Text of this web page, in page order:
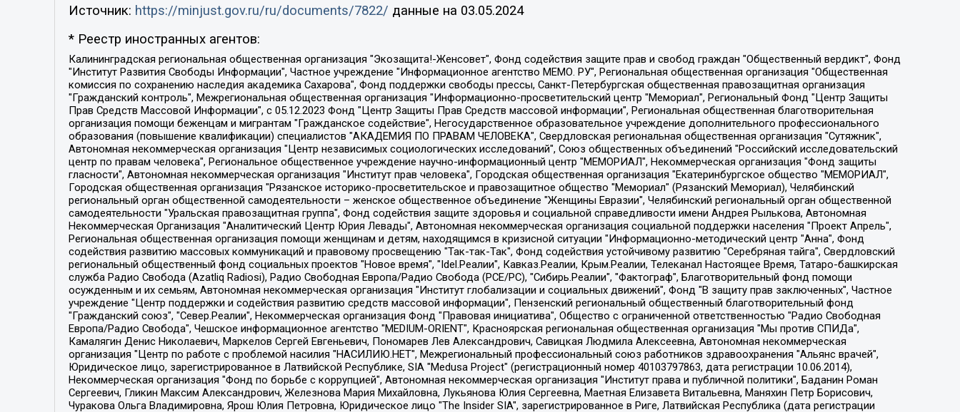
Источник: https://minjust.gov.ru/ru/documents/7822/ данные на 03.05.2024
* Реестр иностранных агентов:
Калининградская региональная общественная организация "Экозащита!-Женсовет", Фонд содействия защите прав и свобод граждан "Общественный вердикт", Фонд "Институт Развития Свободы Информации", Частное учреждение "Информационное агентство МЕМО. РУ", Региональная общественная организация "Общественная комиссия по сохранению наследия академика Сахарова", Фонд поддержки свободы прессы, Санкт-Петербургская общественная правозащитная организация "Гражданский контроль", Межрегиональная общественная организация "Информационно-просветительский центр "Мемориал", Региональный Фонд "Центр Защиты Прав Средств Массовой Информации", с 05.12.2023 Фонд "Центр Защиты Прав Средств массовой информации", Региональная общественная благотворительная организация помощи беженцам и мигрантам "Гражданское содействие", Негосударственное образовательное учреждение дополнительного профессионального образования (повышение квалификации) специалистов "АКАДЕМИЯ ПО ПРАВАМ ЧЕЛОВЕКА", Свердловская региональная общественная организация "Сутяжник", Автономная некоммерческая организация "Центр независимых социологических исследований", Союз общественных объединений "Российский исследовательский центр по правам человека", Региональное общественное учреждение научно-информационный центр "МЕМОРИАЛ", Некоммерческая организация "Фонд защиты гласности", Автономная некоммерческая организация "Институт прав человека", Городская общественная организация "Екатеринбургское общество "МЕМОРИАЛ", Городская общественная организация "Рязанское историко-просветительское и правозащитное общество "Мемориал" (Рязанский Мемориал), Челябинский региональный орган общественной самодеятельности – женское общественное объединение "Женщины Евразии", Челябинский региональный орган общественной самодеятельности "Уральская правозащитная группа", Фонд содействия защите здоровья и социальной справедливости имени Андрея Рылькова, Автономная Некоммерческая Организация "Аналитический Центр Юрия Левады", Автономная некоммерческая организация социальной поддержки населения "Проект Апрель", Региональная общественная организация помощи женщинам и детям, находящимся в кризисной ситуации "Информационно-методический центр "Анна", Фонд содействия развитию массовых коммуникаций и правовому просвещению "Так-так-Так", Фонд содействия устойчивому развитию "Серебряная тайга", Свердловский региональный общественный фонд социальных проектов "Новое время", "Idel.Реалии", Кавказ.Реалии, Крым.Реалии, Телеканал Настоящее Время, Татаро-башкирская служба Радио Свобода (Azatliq Radiosi), Радио Свободная Европа/Радио Свобода (PCE/PC), "Сибирь.Реалии", "Фактограф", Благотворительный фонд помощи осужденным и их семьям, Автономная некоммерческая организация "Институт глобализации и социальных движений", Фонд "В защиту прав заключенных", Частное учреждение "Центр поддержки и содействия развитию средств массовой информации", Пензенский региональный общественный благотворительный фонд "Гражданский союз", "Север.Реалии", Некоммерческая организация Фонд "Правовая инициатива", Общество с ограниченной ответственностью "Радио Свободная Европа/Радио Свобода", Чешское информационное агентство "MEDIUM-ORIENT", Красноярская региональная общественная организация "Мы против СПИДа", Камалягин Денис Николаевич, Маркелов Сергей Евгеньевич, Пономарев Лев Александрович, Савицкая Людмила Алексеевна, Автономная некоммерческая организация "Центр по работе с проблемой насилия "НАСИЛИЮ.НЕТ", Межрегиональный профессиональный союз работников здравоохранения "Альянс врачей", Юридическое лицо, зарегистрированное в Латвийской Республике, SIA "Medusa Project" (регистрационный номер 40103797863, дата регистрации 10.06.2014), Некоммерческая организация "Фонд по борьбе с коррупцией", Автономная некоммерческая организация "Институт права и публичной политики", Баданин Роман Сергеевич, Гликин Максим Александрович, Железнова Мария Михайловна, Лукьянова Юлия Сергеевна, Маетная Елизавета Витальевна, Маняхин Петр Борисович, Чуракова Ольга Владимировна, Ярош Юлия Петровна, Юридическое лицо "The Insider SIA", зарегистрированное в Риге, Латвийская Республика (дата регистрации 26.06.2015), являющееся администратором доменного имени интернет-издания "The Insider SIA", https://theins.ru, Постернак Алексей Евгеньевич, Рубин Михаил Аркадьевич, Анин Роман Александрович, Юридическое лицо Istories fonds, зарегистрированное в Латвийской Республике (регистрационный номер 50008295751, дата регистрации 24.02.2020), Великовский Дмитрий Александрович, Долинина Ирина Николаевна, Мароховская Алеся Алексеевна, Шлейнов Роман Юрьевич, Шмагун Олеся Валентиновна, Общество с ограниченной ответственностью "Альтаир 2021", Общество с ограниченной ответственностью "Вега 2021", Общество с ограниченной ответственностью "Главный редактор 2021", Общество с ограниченной ответственностью "Ромашки монолит", Важенков Артем Валерьевич, Ивановская областная общественная организация "Центр гендерных исследований", Гурман Юрий Альбертович, Медиапроект "ОВД-Инфо", Егоров Владимир Владимирович, Жилинский Владимир Александрович, Общество с ограниченной ответственностью "ЗП", Иванова София Юрьевна, Карезина Инна Павловна, Кильтау Екатерина Викторовна, Петров Алексей Викторович, Пискунов Сергей Евгеньевич, Смирнов Сергей Сергеевич, Тихонов Михаил Сергеевич, Общество с ограниченной ответственностью "ЖУРНАЛИСТ-ИНОСТРАННЫЙ АГЕНТ", Арапова Галина Юрьевна, Вольтская Татьяна Анатольевна, Американская компания "Mason G.E.S. Anonymous Foundation" (США), являющаяся владельцем интернет-издания https://mnews.world/, Компания "Stichting Bellingcat", зарегистрированная в Нидерландах (дата регистрации 11.07.2018), Захаров Андрей Вячеславович, Клепиковская Екатерина Дмитриевна, Общество с ограниченной ответственностью "МЕМО", Перл Роман Александрович, Симонов Евгений Алексеевич, Соловьева Елена Анатольевна, Сотников Даниил Владимирович, Сурначева Елизавета Дмитриевна, Автономная некоммерческая организация по защите прав человека и информированию населения "Якутия – Наше Мнение", Общество с ограниченной ответственностью "Москоу диджитал медиа", с 26.01.2023 Общество с ограниченной ответственностью "Чайка Белые сады", Ветошкина Валерия Валерьевна, Заговора Максим Александрович, Межрегиональное общественное движение "Российская ЛГБТ - сеть", Оленичев Максим Владимирович, Павлов Иван Юрьевич, Скворцова Елена Сергеевна, Общество с ограниченной ответственностью "Как бы инагент", Кочетков Игорь Викторович, Общество с ограниченной ответственностью "Честные выборы", Еланчик Олег Александрович, Общество с ограниченной ответственностью "Нобелевский призыв", Гималова Регина Эмилевна, Григорьев Андрей Валерьевич, Григорьева Алина Александровна, Ассоциация по содействию защите прав призывников, альтернативнослужащих и военнослужащих "Правозащитная группа "Гражданин.Армия.Право", Хисамова Регина Фаритовна, Автономная некоммерческая организация по реализации социально-правовых программ "Лилит", Дальневосточное общественное движение "Маяк", Санкт-Петербургская ЛГБТ-инициативная группа "Выход", Инициативная группа ЛГБТ+ "Реверс", Алексеев Андрей Викторович, Бекбулатова Таисия Львовна, Беляев Иван Михайлович, Владыкина Елена Сергеевна, Гельман Марат Александрович, Никульшина Вероника Юрьевна, Толоконникова Надежда Андреевна, Шендерович Виктор Анатольевич, Общество с ограниченной ответственностью "Данное сообщение", Общество с ограниченной ответственностью Издательский дом "Новая глава", Айнбиндер Александра Александровна, Московский комьюнити-центр для ЛГБТ+инициатив, Благотворительный фонд развития филантропии, Deutsche Welle (Германия, Kurt-Schumacher-Strasse 3, 53113 Bonn), Борзунова Мария Михайловна, Воробьев Виктор Викторович, Голубева Анна Львовна, Константинова Алла Михайловна, Малкова Ирина Владимировна, Мурадов Мурад Абдулгалимович, Осетинская Елизавета Николаевна, Понасенков Евгений Николаевич, Ганапольский Матвей Юрьевич, Киселев Евгений Алексеевич, Борухович Ирина Григорьевна, Дремин Иван Тимофеевич, Дубровский Дмитрий Викторович, Красноярская региональная общественная организация поддержки и развития альтернативных образовательных технологий и межкультурных коммуникаций "ИНТЕРРА", Маяковская Екатерина Алексеевна, Фейгин Марк Захарович, Филимонов Андрей Викторович, Дзугкоева Регина Николаевна, Доброхотов Роман Александрович, Дудь Юрий Александрович, Елкин Сергей Владимирович, Кругликов Кирилл Игоревич, Сабунаева Мария Леонидовна, Семенов Алексей Владимирович, Шаинян Карен Багратович, Шульман Екатерина Михайловна, Асафьев Артур Валерьевич, Вахштайн Виктор Семенович, Венедиктов Алексей Алексеевич, Лушникова Екатерина Евгеньевна, Волков Леонид Михайлович, Невзоров Александр Глебович, Пархоменко Сергей Борисович, Сироткин Ярослав Николаевич, Кара-Мурза Владимир Владимирович, Баранова Наталья Владимировна, Гозман Леонид Яковлевич, Кагарлицкий Борис Юльевич, Климарев Михаил Валерьевич, Милов Владимир Станиславович, Автономная некоммерческая организация Краснодарский центр современного искусства "Типография", Моргенштерн Алишер Тагирович, Соболь Любовь Эдуардовна, Общество с ограниченной ответственностью "ЛИЗА НОРМ", Каспаров Гарри Кимович, Ходорковский Михаил Борисович, Общество с ограниченной ответственностью "Апрельские тезисы", Данилович Ирина Брониславовна, Кашин Олег Владимирович, Петров Николай Владимирович, Пивоваров Алексей Владимирович, Соколов Михаил Владимирович, Цветкова Юлия Владимировна, Чичваркин Евгений Александрович, Комитет против пыток/Команда против пыток, Общество с ограниченной ответственностью "Первый научный", Общество с ограниченной ответственностью "Вертолет и ко", Белоцерковская Вероника Борисовна, Кац Максим Евгеньевич, Лазарева Татьяна Юрьевна, Шаведдинов Руслан Табризович, Яшин Илья Валерьевич, Общество с ограниченной ответственностью "Иноагент ААВ", Алешковский Дмитрий Петрович, Альбац Евгения Марковна, Быков Дмитрий Львович, Галямина Юлия Евгеньевна, Лойко Сергей Леонидович, Мартынов Кирилл Константинович, Медведев Сергей Александрович, Крашенинников Федор Геннадиевич, Гордеева Катерина Вл